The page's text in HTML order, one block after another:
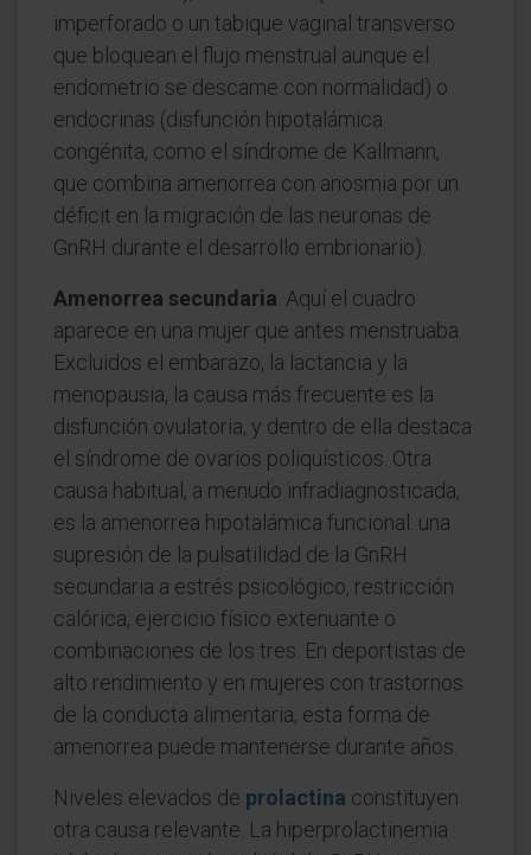
imperforado o un tabique vaginal transverso
que bloquean el flujo menstrual aunque el
endometrio se descame con normalidad) o
endocrinas (disfunción hipotalámica
congénita, como el síndrome de Kallmann,
que combina amenorrea con anosmia por un
déficit en la migración de las neuronas de
GnRH durante el desarrollo embrionario).
Amenorrea secundaria . Aquí el cuadro
aparece en una mujer que antes menstruaba.
Excluidos el embarazo, la lactancia y la
menopausia, la causa más frecuente es la
disfunción ovulatoria, y dentro de ella destaca
el síndrome de ovarios poliquísticos. Otra
causa habitual, a menudo infradiagnosticada,
es la amenorrea hipotalámica funcional: una
supresión de la pulsatilidad de la GnRH
secundaria a estrés psicológico, restricción
calórica, ejercicio físico extenuante o
combinaciones de los tres. En deportistas de
alto rendimiento y en mujeres con trastornos
de la conducta alimentaria, esta forma de
amenorrea puede mantenerse durante años.
Niveles elevados de prolactina constituyen
otra causa relevante. La hiperprolactinemia